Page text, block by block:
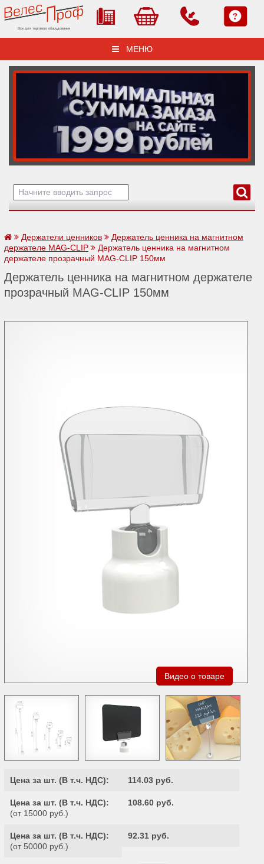
Все для торгового оборудования
МЕНЮ
Держатели ценников
Держатель ценника на магнитном
держателе MAG-CLIP
Держатель ценника на магнитном
держателе прозрачный MAG-CLIP 150мм
Держатель ценника на магнитном держателе
прозрачный MAG-CLIP 150мм
Видео о товаре
Цена за шт. (В т.ч. НДС): 114.03 руб.
Цена за шт. (В т.ч. НДС):
(от 15000 руб.)
108.60 руб.
Цена за шт. (В т.ч. НДС):
(от 50000 руб.)
92.31 руб.